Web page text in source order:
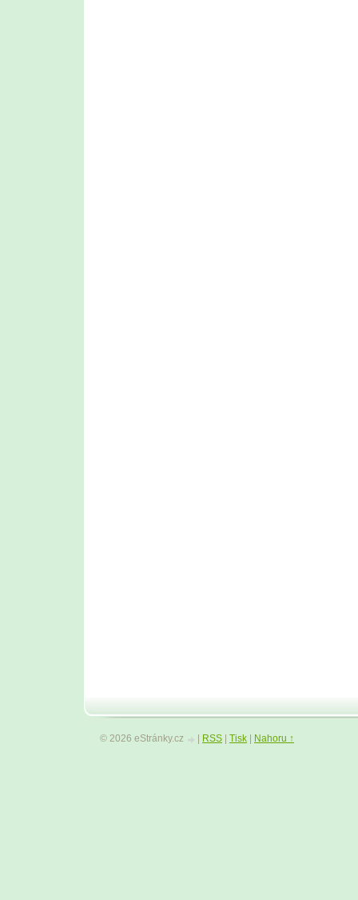
© 2026 eStránky.cz RSS Tisk Nahoru ↑